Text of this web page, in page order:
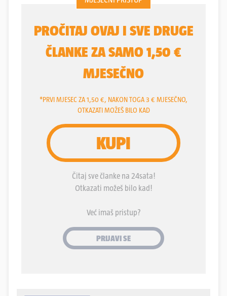
državni ured za stambeno zbrinjavanje pripajaju
koja do kraja 2022. godine u Zagrebu nije izgradila
ni jednu, a na Banovini tek šest zamjenskih kuća,
trebao bi popraviti upravo Branko Bačić. On pak u
nedostatku nečeg boljeg od prvog dana obilazi
građanima, koji su tih istih obećanja odavno siti. To
što su ljudi treći zimu proveli u kontejnerima govori
samo za sebe.